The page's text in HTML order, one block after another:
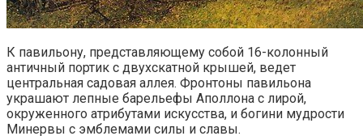
К павильону, представляющему собой 16-колонный
античный портик с двухскатной крышей, ведет
центральная садовая аллея. Фронтоны павильона
украшают лепные барельефы Аполлона с лирой,
окруженного атрибутами искусства, и богини мудрости
Минервы с эмблемами силы и славы.